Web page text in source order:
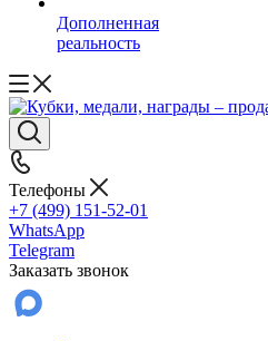
Дополненная
реальность
Телефоны
+7 (499) 151-52-01
WhatsApp
Telegram
Заказать звонок